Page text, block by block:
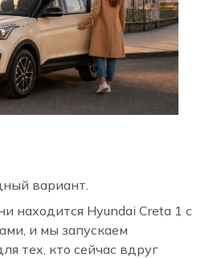
вариант.
находится Hyundai Creta 1 с
и мы запускаем
тех, кто сейчас вдруг